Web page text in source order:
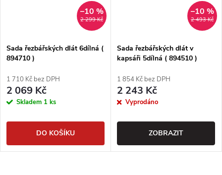
2 299 Kč
–10 %
Sada řezbářských dlát 6dílná (
894710 )
1 710 Kč bez DPH
2 069 Kč
Skladem 1 ks
DO KOŠÍKU
2 493 Kč
–10 %
Sada řezbářských dlát v
kapsáři 5dílná ( 894510 )
1 854 Kč bez DPH
2 243 Kč
Vyprodáno
ZOBRAZIT